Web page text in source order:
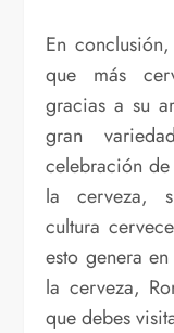
En conclusión, Ronda es el pueblo de España
que más
gracias a su
gran
celebración
la cerveza,
cultura
esto genera
la cerveza,
que debes